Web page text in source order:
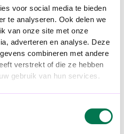
voor social media te bieden
te analyseren. Ook delen we
van onze site met onze
adverteren en analyse. Deze
combineren met andere
verstrekt of die ze hebben
gebruik van hun services.
MAAND VOOR